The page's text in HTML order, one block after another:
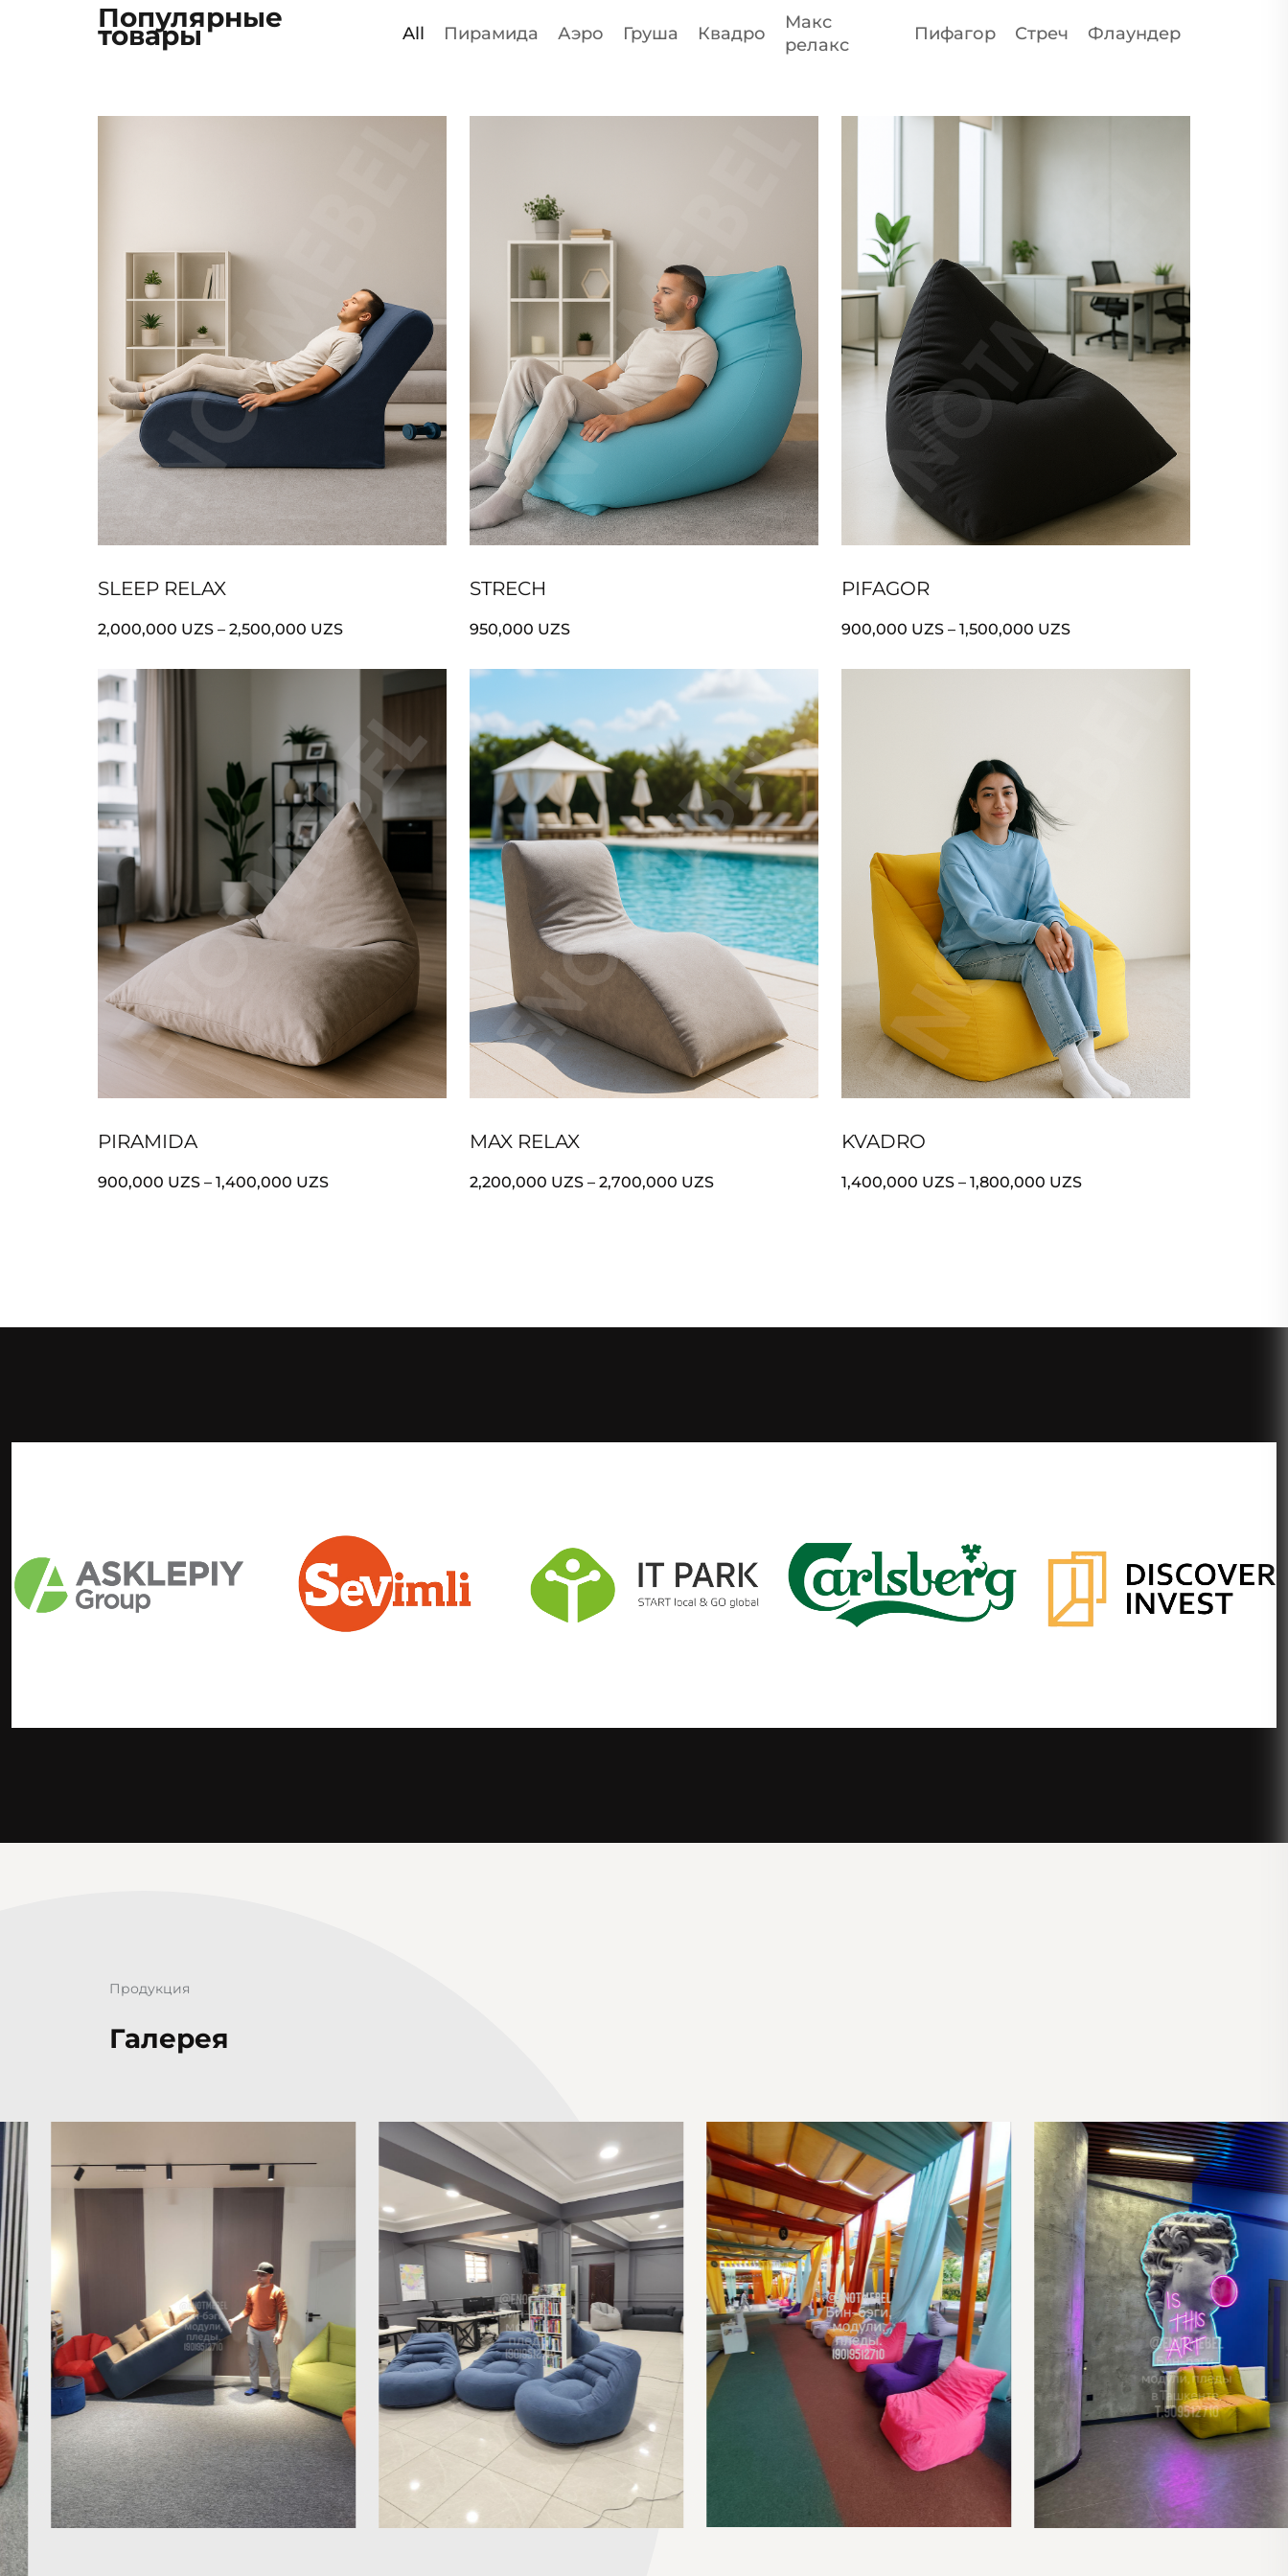
Популярные
товары All Пирамида Аэро Груша Квадро
Макс
релакс
Пифагор Стреч Флаундер
SLEEP RELAX
2,000,000 UZS – 2,500,000 UZS
STRECH
950,000 UZS
PIFAGOR
900,000 UZS – 1,500,000 UZS
PIRAMIDA
900,000 UZS – 1,400,000 UZS
MAX RELAX
2,200,000 UZS – 2,700,000 UZS
KVADRO
1,400,000 UZS – 1,800,000 UZS
Продукция
Галерея